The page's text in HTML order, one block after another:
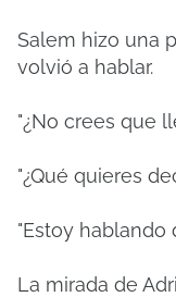
Salem hizo una
volvió a hablar.
"¿No crees que
"¿Qué quieres
"Estoy hablando
La mirada de